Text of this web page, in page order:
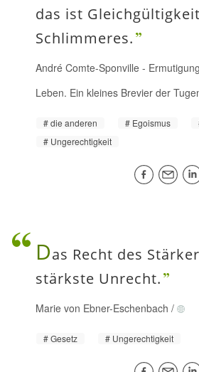
das ist
Schlimmeres.
André Comte-Sponville -
Leben. Ein kleines Brevier der
die anderen Egoismus
Ungerechtigkeit
Das Recht des
stärkste Unrecht.
Marie von Ebner-Eschenbach /
Gesetz Ungerechtigkeit